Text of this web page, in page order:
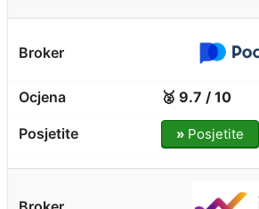
🥈 9.7 / 10
»Posjetite